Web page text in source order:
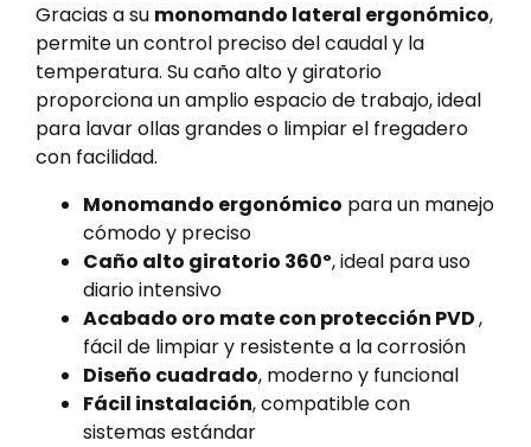
Gracias a su monomando lateral ergonómico,
permite un control preciso del caudal y la
temperatura. Su caño alto y giratorio
proporciona un amplio espacio de trabajo, ideal
para lavar ollas grandes o limpiar el fregadero
con facilidad.
Monomando ergonómico para un manejo
cómodo y preciso
Caño alto giratorio 360º, ideal para uso
diario intensivo
Acabado oro mate con protección PVD,
fácil de limpiar y resistente a la corrosión
Diseño cuadrado, moderno y funcional
Fácil instalación, compatible con
sistemas estándar